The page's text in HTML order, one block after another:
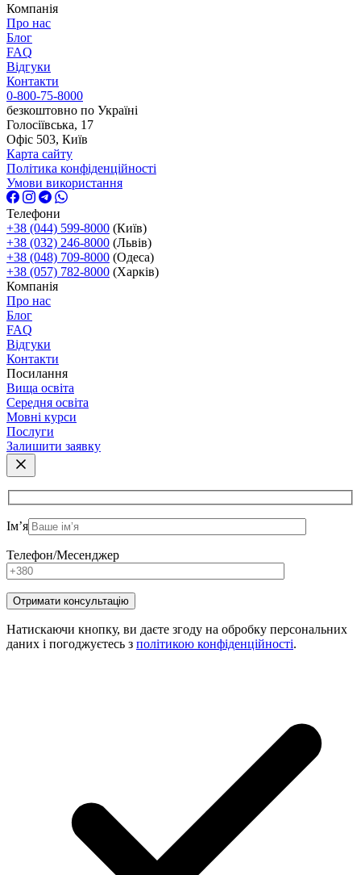
Компанія
Про нас
Блог
FAQ
Відгуки
Контакти
0-800-75-8000
безкоштовно по Україні
Голосіївська, 17
Офіс 503, Київ
Карта сайту
Політика конфіденційності
Умови використання
Телефони
+38 (044) 599-8000 (Київ)
+38 (032) 246-8000 (Львів)
+38 (048) 709-8000 (Одеса)
+38 (057) 782-8000 (Харків)
Компанія
Про нас
Блог
FAQ
Відгуки
Контакти
Посилання
Вища освіта
Середня освіта
Мовні курси
Послуги
Залишити заявку
Ім’я
Телефон/Месенджер
Натискаючи кнопку, ви даєте згоду на обробку персональних
даних і погоджуєтесь з політикою конфіденційності.